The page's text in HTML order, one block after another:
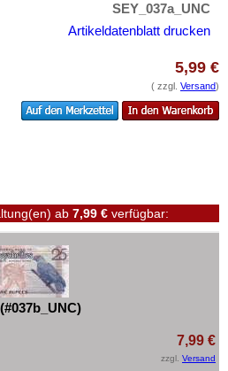
Republik
SEY_037a_UNC
Artikeldatenblatt drucken
5,99 €
( zzgl. Versand)
ab 7,99 € verfügbar:
7,99 €
zzgl. Versand